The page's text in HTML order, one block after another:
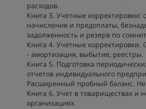
расходов.
Книга 3. Учетные корректировки:
начисления и предоплаты,
задолженность и резерв по
Книга 4. Учетные корректировки.
- амортизация, выбытие, реестры.
Книга 5. Подготовка
отчетов индивидуального
Расширенный пробный баланс.
Книга 6. Учет в товариществах и
организациях.